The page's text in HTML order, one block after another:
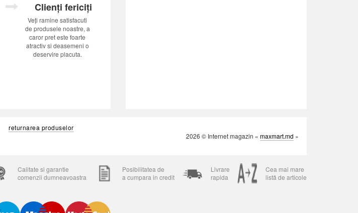
Clienți fericiți
Veți ramine satisfacuti
de produsele noastre, a
caror pret este foarte
atractiv si deasemeni o
deservire placuta.
returnarea produselor
2026 © Internet magazin « maxmart.md »
Calitate si garantie
comenzii dumneavoastra
Posibilitatea de
a cumpara in credit
Livrare
rapida
Cea mai mare
listă de articole